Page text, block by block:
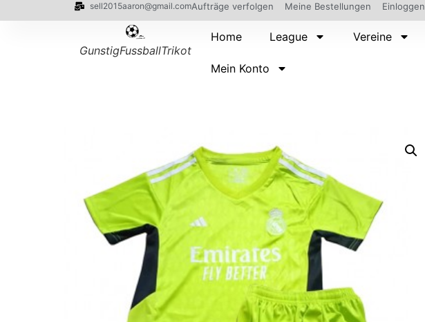
sell2015aaron@gmail.comAufträge verfolgen Meine Bestellungen Einloggen
GunstigFussballTrikot
Home League Vereine
Mein Konto